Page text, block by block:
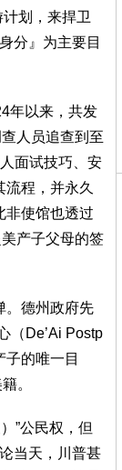
划，来捍卫
分』为主要目
年以来，共发
人员追查到至
面试技巧、安
程，并永久
非使馆也透过
产子父母的签
。德州政府先
（De’Ai Postp
的唯一目
。
”公民权，但
当天，川普甚